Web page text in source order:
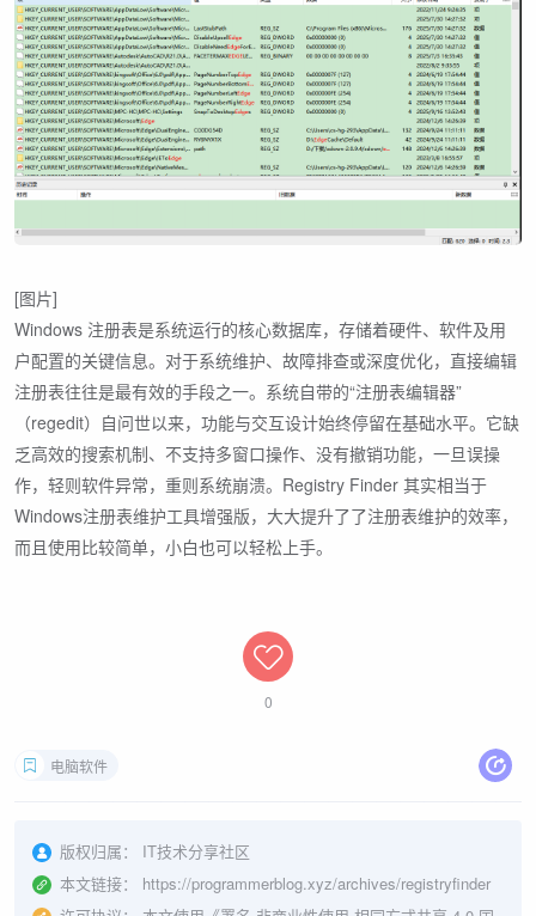
[图片]
Windows 注册表是系统运行的核心数据库，存储着硬件、软件及用
户配置的关键信息。对于系统维护、故障排查或深度优化，直接编辑
注册表往往是最有效的手段之一。系统自带的“注册表编辑器”
（regedit）自问世以来，功能与交互设计始终停留在基础水平。它缺
乏高效的搜索机制、不支持多窗口操作、没有撤销功能，一旦误操
作，轻则软件异常，重则系统崩溃。Registry Finder 其实相当于
Windows注册表维护工具增强版，大大提升了了注册表维护的效率，
而且使用比较简单，小白也可以轻松上手。
0
电脑软件
版权归属：
IT技术分享社区
本文链接：
https://programmerblog.xyz/archives/registryfinder